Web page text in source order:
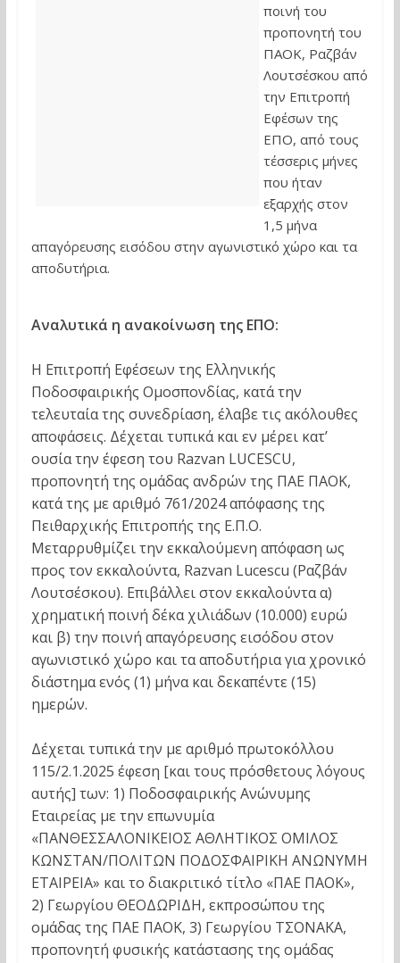
ποινή του
προπονητή του
ΠΑΟΚ, Ραζβάν
Λουτσέσκου από
την Επιτροπή
Εφέσων της
ΕΠΟ, από τους
τέσσερις μήνες
που ήταν
εξαρχής στον
1,5 μήνα
απαγόρευσης εισόδου στην αγωνιστικό χώρο και τα
αποδυτήρια.
Αναλυτικά η ανακοίνωση της ΕΠΟ:
Η Επιτροπή Εφέσεων της Ελληνικής
Ποδοσφαιρικής Ομοσπονδίας, κατά την
τελευταία της συνεδρίαση, έλαβε τις ακόλουθες
αποφάσεις. Δέχεται τυπικά και εν μέρει κατ’
ουσία την έφεση του Razvan LUCESCU,
προπονητή της ομάδας ανδρών της ΠΑΕ ΠΑΟΚ,
κατά της με αριθμό 761/2024 απόφασης της
Πειθαρχικής Επιτροπής της Ε.Π.Ο.
Μεταρρυθμίζει την εκκαλούμενη απόφαση ως
προς τον εκκαλούντα, Razvan Lucescu (Ραζβάν
Λουτσέσκου). Επιβάλλει στον εκκαλούντα α)
χρηματική ποινή δέκα χιλιάδων (10.000) ευρώ
και β) την ποινή απαγόρευσης εισόδου στον
αγωνιστικό χώρο και τα αποδυτήρια για χρονικό
διάστημα ενός (1) μήνα και δεκαπέντε (15)
ημερών.
Δέχεται τυπικά την με αριθμό πρωτοκόλλου
115/2.1.2025 έφεση [και τους πρόσθετους λόγους
αυτής] των: 1) Ποδοσφαιρικής Ανώνυμης
Εταιρείας με την επωνυμία
«ΠΑΝΘΕΣΣΑΛΟΝΙΚΕΙΟΣ ΑΘΛΗΤΙΚΟΣ ΟΜΙΛΟΣ
ΚΩΝΣΤΑΝ/ΠΟΛΙΤΩΝ ΠΟΔΟΣΦΑΙΡΙΚΗ ΑΝΩΝΥΜΗ
ΕΤΑΙΡΕΙΑ» και το διακριτικό τίτλο «ΠΑΕ ΠΑΟΚ»,
2) Γεωργίου ΘΕΟΔΩΡΙΔΗ, εκπροσώπου της
ομάδας της ΠΑΕ ΠΑΟΚ, 3) Γεωργίου ΤΣΟΝΑΚΑ,
προπονητή φυσικής κατάστασης της ομάδας